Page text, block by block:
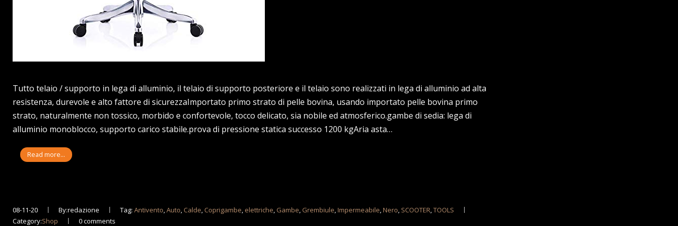
Tutto telaio / supporto in lega di alluminio, il telaio di supporto posteriore e il telaio sono realizzati in lega di alluminio ad alta
resistenza, durevole e alto fattore di sicurezzaImportato primo strato di pelle bovina, usando importato pelle bovina primo
strato, naturalmente non tossico, morbido e confortevole, tocco delicato, sia nobile ed atmosferico.gambe di sedia: lega di
alluminio monoblocco, supporto carico stabile.prova di pressione statica successo 1200 kgAria asta…
Read more...
08-11-20 By:redazione Tag:Antivento,Auto, Calde, Coprigambe, elettriche, Gambe, Grembiule,Impermeabile,Nero, SCOOTER,TOOLS
Category:Shop 0 comments